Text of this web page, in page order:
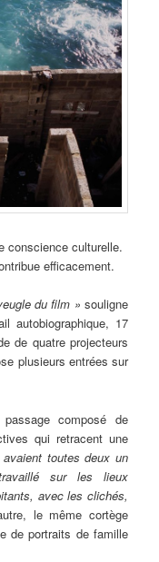
conscience culturelle.
efficacement.
du film » souligne
autobiographique, 17
de quatre projecteurs
plusieurs entrées sur
composé de
qui retracent une
toutes deux un
sur les lieux
avec les clichés,
le même cortège
de portraits de famille